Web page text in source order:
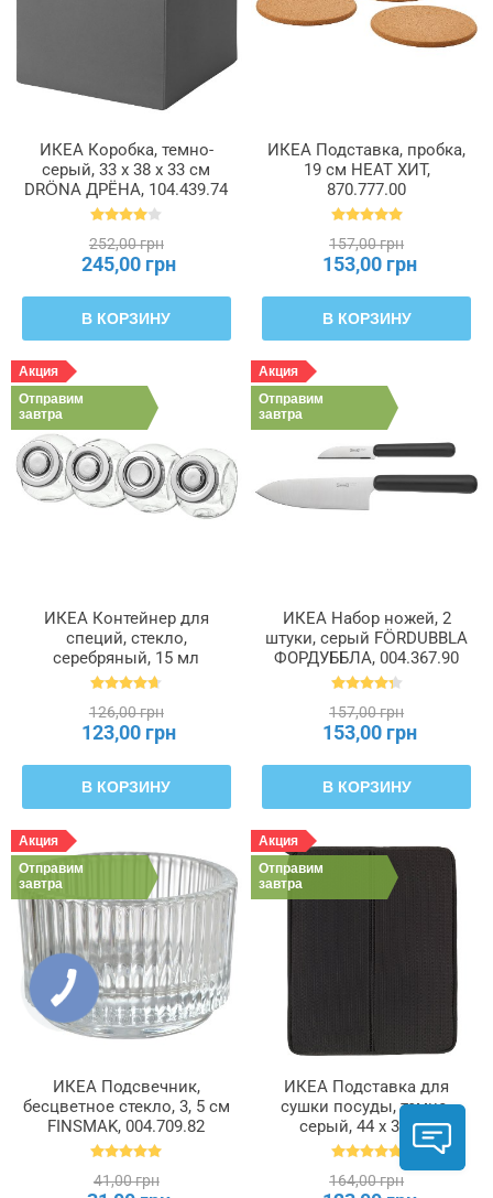
ИКЕА Коробка, темно-
серый, 33 x 38 x 33 см
DRÖNA ДРЁНА, 104.439.74
252,00 грн
245,00 грн
В КОРЗИНУ
ИКЕА Подставка, пробка,
19 см HEAT ХИТ,
870.777.00
157,00 грн
153,00 грн
В КОРЗИНУ
Акция
Отправим
завтра
ИКЕА Контейнер для
специй, стекло,
серебряный, 15 мл
RAJTAN РАЙТАН,
126,00 грн
123,00 грн
В КОРЗИНУ
Акция
Отправим
завтра
ИКЕА Набор ножей, 2
штуки, серый FÖRDUBBLA
ФОРДУББЛА, 004.367.90
157,00 грн
153,00 грн
В КОРЗИНУ
Акция
Отправим
завтра
ИКЕА Подсвечник,
бесцветное стекло, 3, 5 см
FINSMAK, 004.709.82
41,00 грн
Акция
Отправим
завтра
ИКЕА Подставка для
сушки посуды, темно-
серый, 44 x 36 см
NYSKÖLJD НЮХОЛИД,
004.510.59
164,00 грн